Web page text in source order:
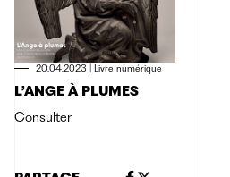
20.04.2023 | Livre numérique
L’ANGE À PLUMES
Consulter